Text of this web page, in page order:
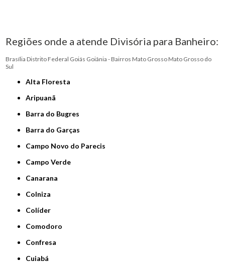
Regiões onde a atende Divisória para Banheiro:
Brasília Distrito Federal Goiás Goiânia - Bairros Mato Grosso Mato Grosso do
Sul
Alta Floresta
Aripuanã
Barra do Bugres
Barra do Garças
Campo Novo do Parecis
Campo Verde
Canarana
Colniza
Colíder
Comodoro
Confresa
Cuiabá